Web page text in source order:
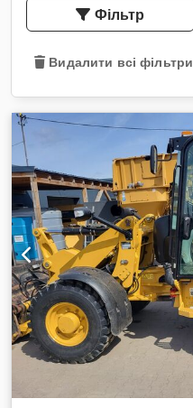
Фільтр
Видалити всі фільтри